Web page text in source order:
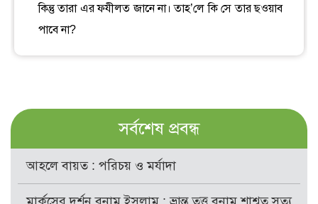
কিন্তু তারা এর ফযীলত জানে না। তাহ’লে কি সে তার ছওয়াব
পাবে না?
সর্বশেষ প্রবন্ধ
আহলে বায়ত : পরিচয় ও মর্যাদা